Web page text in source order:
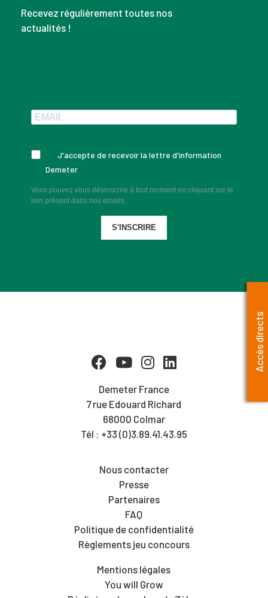
Recevez régulièrement toutes nos
actualités !
J'accepte de recevoir la lettre d'information
Demeter
Vous pouvez vous désinscrire à tout moment en cliquant sur le
lien présent dans nos emails.
S'INSCRIRE
Demeter France
7 rue Edouard Richard
68000 Colmar
Tél : +33 (0)3.89.41.43.95
Nous contacter
Presse
Partenaires
FAQ
Politique de confidentialité
Règlements jeu concours
Mentions légales
You will Grow
Accès directs